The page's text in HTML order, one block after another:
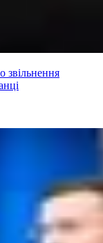
звільнення